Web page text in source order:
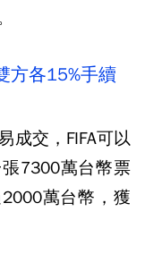
方各15%手續
成交，FIFA可以
7300萬台幣票
萬台幣，獲